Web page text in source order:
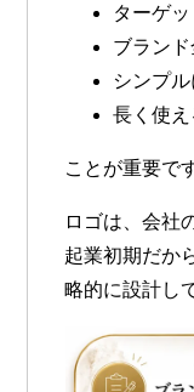
ターゲ
ブラン
シンプ
長く使
ことが重要で
ロゴは、会社
起業初期だか
略的に設計し